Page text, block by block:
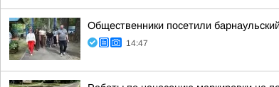
Общественники посетили
14:47